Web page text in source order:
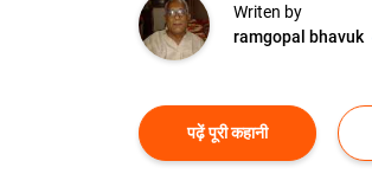
Writen by
ramgopal bhavuk
पढ़ें पूरी कहानी